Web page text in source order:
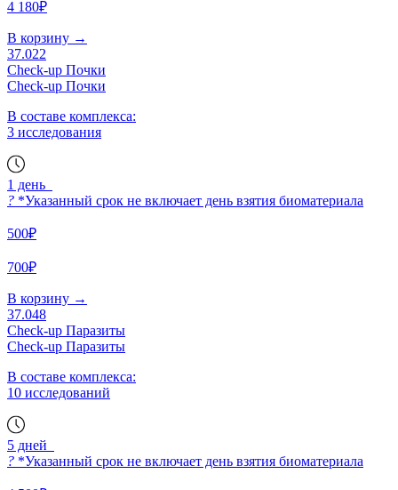
4 180₽
В корзину →
37.022
Check-up Почки
Check-up Почки
В составе комплекса:
3 исследования
1 день
? *Указанный срок не включает день взятия биоматериала
500₽
700₽
В корзину →
37.048
Check-up Паразиты
Check-up Паразиты
В составе комплекса:
10 исследований
5 дней
? *Указанный срок не включает день взятия биоматериала